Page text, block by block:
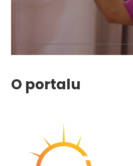
O portalu